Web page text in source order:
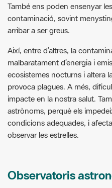
També ens poden ensenyar
contaminació, sovint
arribar a ser greus.
Així, entre d’altres, la
malbaratament d’energia i
ecosistemes nocturns i altera
provoca plagues. A més,
impacte en la nostra salut.
astrònoms, perquè els
condicions adequades, i
observar les estrelles.
Observatoris